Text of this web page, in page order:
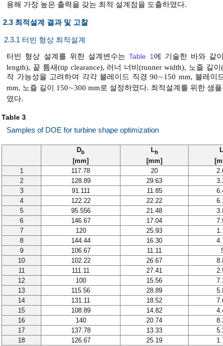
용해 가장 높은 출력을 갖는 최적 설계점을 도출하였다.
2.3 최적설계 결과 및 고찰
2.3.1 터빈 형상 최적설계
터빈 형상 설계를 위한 설계변수는Table 1에 기술한 바와 같
length), 끝 틈새(tip clearance), 러너 너비(runner width), 노즐 길
작 가능성을 고려하여 각각 블레이드 직경 90∼150 mm, 블레
mm, 노즐 길이 150∼300 mm로 설정하였다. 최적설계를 위한 샘
였다.
Table 3
Samples of DOE for turbine shape optimization
Db
[mm]
Lb
[mm]
L
1
117.78 20
2
128.89 29.63
3
91.111 11.85
4
122.22 22.22
5
95.556 21.48
6
146.67 17.04
7
120 25.93
8
144.44 16.30
9
106.67 11.11
10
102.22 26.67
11
111.11 27.41
12
100 15.56
13
115.56 28.89
14
131.11 18.52
15
108.89 14.82
16
140 20.74
17
137.78 13.33
18
126.67 25.19